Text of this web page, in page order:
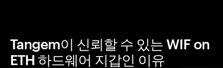
Tangem이 신뢰할 수 있는 WIF on
ETH 하드웨어 지갑인 이유